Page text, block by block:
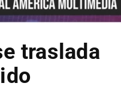
traslada